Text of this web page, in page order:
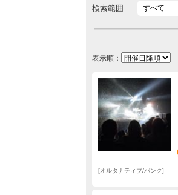
検索範囲
表示順：
オルタナティブ/パンク